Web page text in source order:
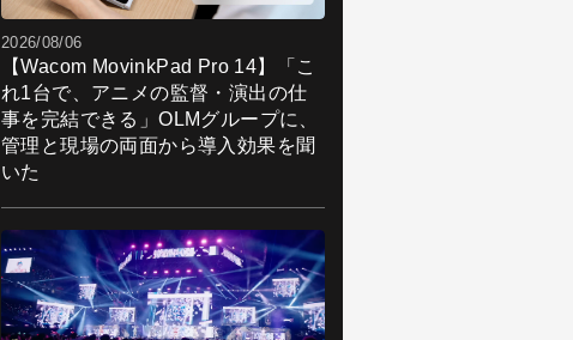
2026/08/06
【Wacom MovinkPad Pro 14】「こ
れ1台で、アニメの監督・演出の仕
事を完結できる」OLMグループに、
管理と現場の両面から導入効果を聞
いた